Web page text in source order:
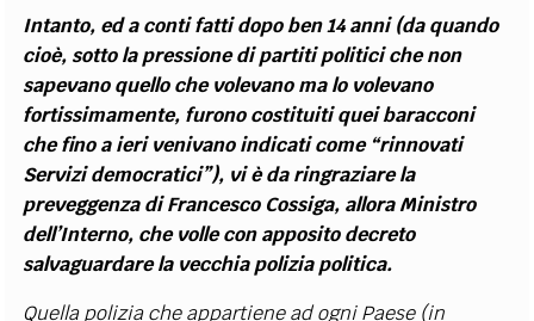
Intanto, ed a conti fatti dopo ben 14 anni (da quando
cioè, sotto la pressione di partiti politici che non
sapevano quello che volevano ma lo volevano
fortissimamente, furono costituiti quei baracconi
che fino a ieri venivano indicati come “rinnovati
Servizi democratici”), vi è da ringraziare la
preveggenza di Francesco Cossiga, allora Ministro
dell’Interno, che volle con apposito decreto
salvaguardare la vecchia polizia politica.
Quella polizia che appartiene ad ogni Paese (in